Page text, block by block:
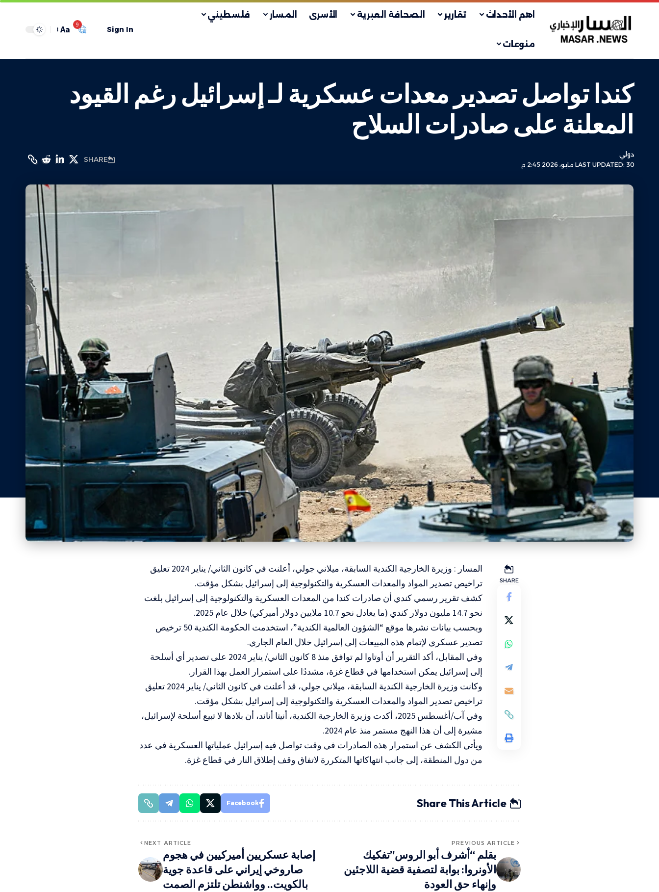
اهم الأحداث تقارير الصحافة العبرية الأسرى المسار فلسطيني
منوعات
Sign In
9
Aa
كندا تواصل تصدير معدات عسكرية لـ إسرائيل رغم القيود
المعلنة على صادرات السلاح
LAST UPDATED: 30 مايو، 2026 2:45 م
دولي
SHARE
SHARE
المسار : وزيرة الخارجية الكندية السابقة، ميلاني جولي، أعلنت في كانون الثاني/ يناير 2024 تعليق
تراخيص تصدير المواد والمعدات العسكرية والتكنولوجية إلى إسرائيل بشكل مؤقت.
كشف تقرير رسمي كندي أن صادرات كندا من المعدات العسكرية والتكنولوجية إلى إسرائيل بلغت
نحو 14.7 مليون دولار كندي (ما يعادل نحو 10.7 ملايين دولار أميركي) خلال عام 2025.
وبحسب بيانات نشرها موقع “الشؤون العالمية الكندية”، استخدمت الحكومة الكندية 50 ترخيص
تصدير عسكري لإتمام هذه المبيعات إلى إسرائيل خلال العام الجاري.
وفي المقابل، أكد التقرير أن أوتاوا لم توافق منذ 8 كانون الثاني/ يناير 2024 على تصدير أي أسلحة
إلى إسرائيل يمكن استخدامها في قطاع غزة، مشددًا على استمرار العمل بهذا القرار.
وكانت وزيرة الخارجية الكندية السابقة، ميلاني جولي، قد أعلنت في كانون الثاني/ يناير 2024 تعليق
تراخيص تصدير المواد والمعدات العسكرية والتكنولوجية إلى إسرائيل بشكل مؤقت.
وفي آب/أغسطس 2025، أكدت وزيرة الخارجية الكندية، أنيتا أناند، أن بلادها لا تبيع أسلحة لإسرائيل،
مشيرة إلى أن هذا النهج مستمر منذ عام 2024.
ويأتي الكشف عن استمرار هذه الصادرات في وقت تواصل فيه إسرائيل عملياتها العسكرية في عدد
من دول المنطقة، إلى جانب انتهاكاتها المتكررة لاتفاق وقف إطلاق النار في قطاع غزة.
Share This Article
Facebook
PREVIOUS ARTICLE
بقلم “أشرف أبو الروس”تفكيك
الأونروا: بوابة لتصفية قضية اللاجئين
وإنهاء حق العودة
NEXT ARTICLE
إصابة عسكريين أميركيين في هجوم
صاروخي إيراني على قاعدة جوية
بالكويت.. وواشنطن تلتزم الصمت